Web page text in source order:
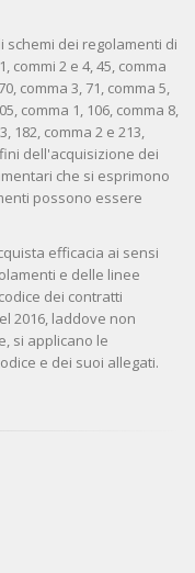
schemi dei regolamenti di
commi 2 e 4, 45, comma
comma 3, 71, comma 5,
comma 1, 106, comma 8,
182, comma 2 e 213,
dell'acquisizione dei
che si esprimono
possono essere
efficacia ai sensi
e delle linee
dei contratti
2016, laddove non
si applicano le
e dei suoi allegati.